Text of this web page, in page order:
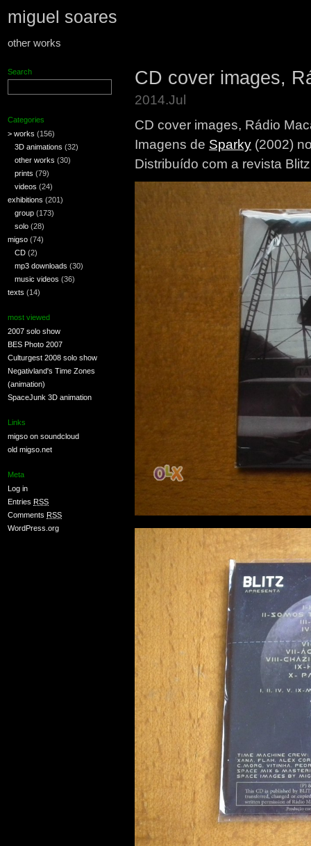
miguel soares
other works
Search
Categories
> works (156)
3D animations (32)
other works (30)
prints (79)
videos (24)
exhibitions (201)
group (173)
solo (28)
migso (74)
CD (2)
mp3 downloads (30)
music videos (36)
texts (14)
most viewed
2007 solo show
BES Photo 2007
Culturgest 2008 solo show
Negativland's Time Zones
(animation)
SpaceJunk 3D animation
Links
migso on soundcloud
old migso.net
Meta
Log in
Entries RSS
Comments RSS
WordPress.org
CD cover images,
2014.Jul
CD cover images, Rádio
Imagens de Sparky (2002)
Distribuído com a revista